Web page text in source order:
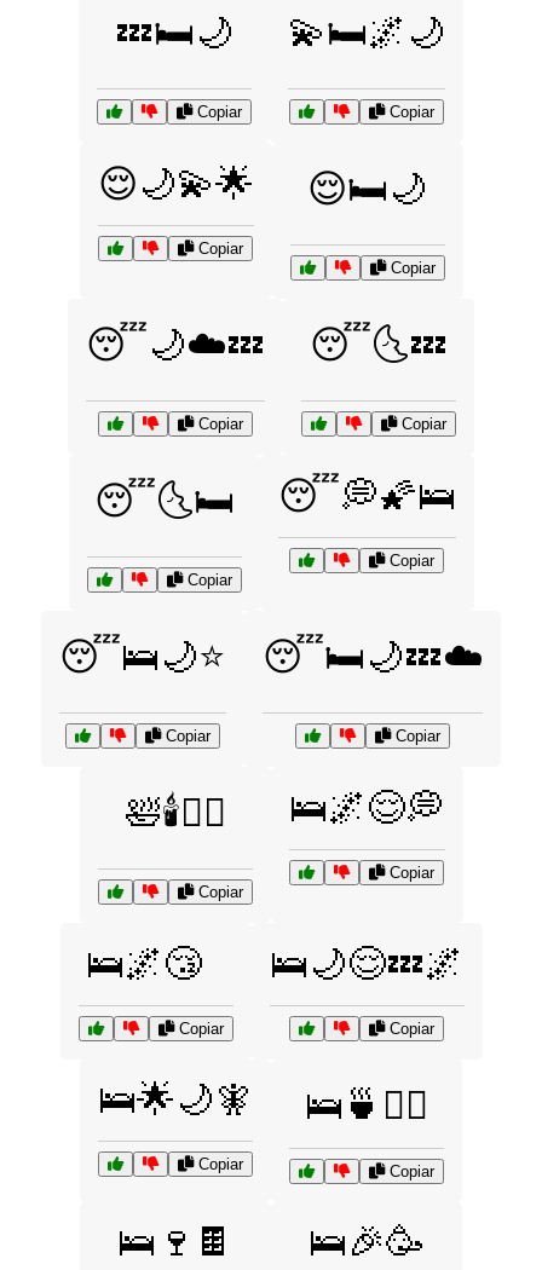
💤🛏️🌙
Copiar
💫🛏️🌌🌙
Copiar
😌🌙💫🌟
Copiar
😌🛏️🌙
Copiar
😴🌙☁️💤
Copiar
😴🌜💤
Copiar
😴🌜🛏️
Copiar
😴💭🌠🛌
Copiar
😴🛌🌙⭐
Copiar
😴🛏️🌙💤☁️
Copiar
🛀🕯️🧖‍♀️
Copiar
🛌🌌😌💭
Copiar
🛌🌌😴
Copiar
🛌🌙😌💤🌌
Copiar
🛌🌟🌙🧚
Copiar
🛌🍵💆‍♀️
Copiar
🛌🍷🍫 🛌🎉🥳